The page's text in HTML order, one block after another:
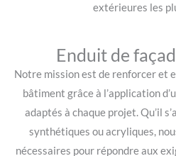
extérieures les
Enduit de
Notre mission est de renforcer et
bâtiment grâce à l’application
adaptés à chaque projet. Qu’il
synthétiques ou acryliques,
nécessaires pour répondre aux